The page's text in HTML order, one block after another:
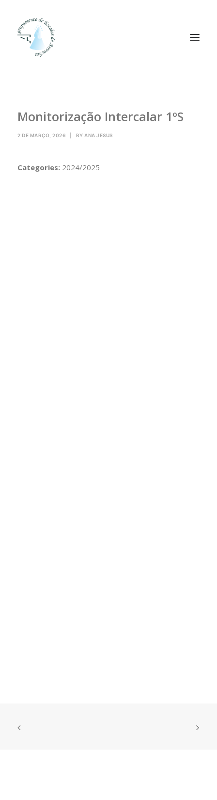
Alunos
Pessoal
Projetos
Monitorização Intercalar 1ºS
2 DE MARÇO, 2026 BY ANA JESUS
Categories: 2024/2025